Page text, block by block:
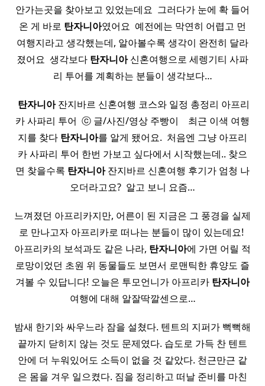
안가는곳을 찾아보고 있었는데요 ​ 그러다가 눈에 확 들어
온 게 바로 탄자니아였어요 ​ 예전에는 막연히 어렵고 먼
여행지라고 생각했는데, 알아볼수록 생각이 완전히 달라
졌어요 ​ 생각보다 탄자니아신혼여행으로 세렝기티 사파
리 투어를 계획하는 분들이 생각보다…
탄자니아잔지바르 신혼여행 코스와 일정 총정리 아프리
카 사파리 투어 ​ ⓒ 글/사진/영상 주빵이 ​ ​ ​ 최근 이색 여행
지를 찾다 탄자니아를 알게 됐어요. ​ 처음엔 그냥 아프리
카 사파리 투어 한번 가보고 싶다에서 시작했는데.. 찾으
면 찾을수록 탄자니아잔지바르 신혼여행 후기가 엄청 나
오더라고요? ​ 알고 보니 요즘…
느껴졌던 아프리카지만, 어른이 된 지금은 그 풍경을 실제
로 만나고자 아프리카로 떠나는 분들이 많이 있는데요! ​
아프리카의 보석과도 같은 나라, 탄자니아에 가면 어릴 적
로망이었던 초원 위 동물들도 보면서 로맨틱한 휴양도 즐
겨볼 수 있답니다! 오늘은 투모언니가 아프리카 탄자니아
여행에 대해 알잘딱깔센으로…
밤새 한기와 싸우느라 잠을 설쳤다. 텐트의 지퍼가 뻑뻑해
끝까지 닫히지 않는 것도 문제였다. 습도로 가득 찬 텐트
안에 더 누워있어도 소득이 없을 것 같았다. 천근만근 같
은 몸을 겨우 일으켰다. 짐을 정리하고 떠날 준비를 마친